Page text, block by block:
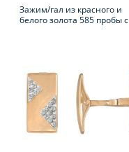
Зажим/гал из красного и
белого золота 585 пробы с